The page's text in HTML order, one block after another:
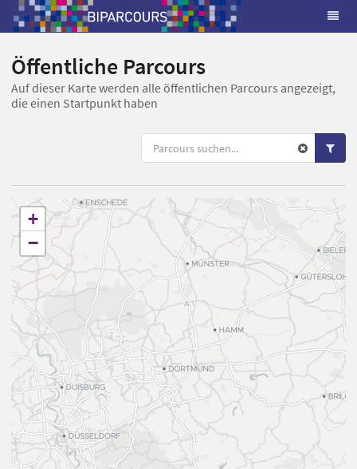
Öffentliche Parcours
Auf dieser Karte werden alle öffentlichen Parcours angezeigt,
die einen Startpunkt haben
+
−